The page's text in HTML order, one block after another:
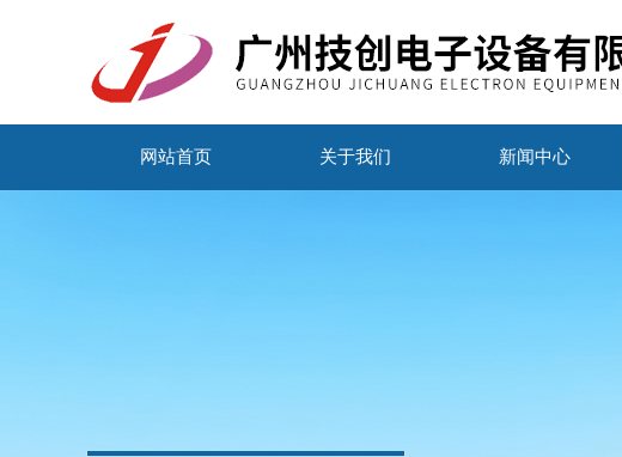
网站首页 关于我们 新闻中心